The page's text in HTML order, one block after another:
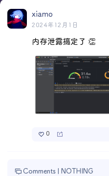
xiamo
2024年12月1日
内存泄露搞定了 👏
0
Comments | NOTHING